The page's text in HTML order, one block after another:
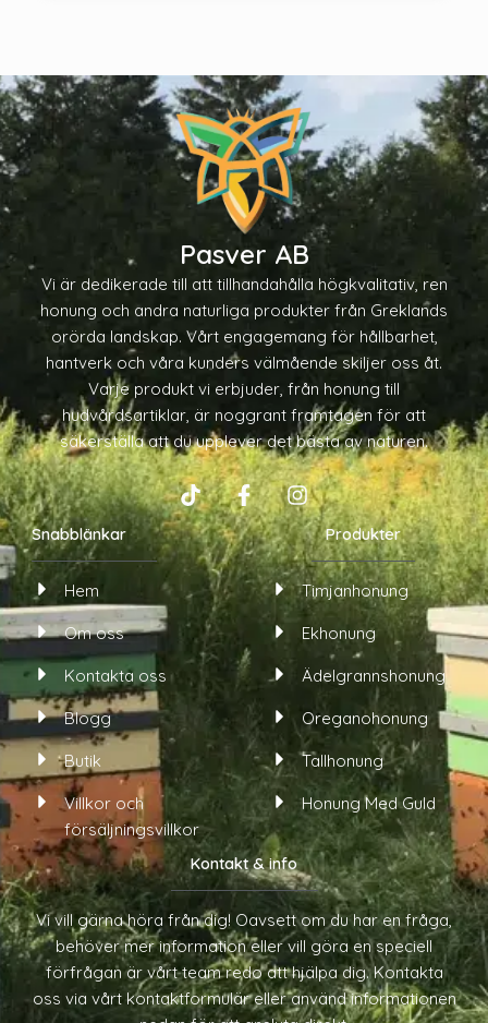
Pasver AB
Vi är dedikerade till att tillhandahålla högkvalitativ, ren
honung och andra naturliga produkter från Greklands
orörda landskap. Vårt engagemang för hållbarhet,
hantverk och våra kunders välmående skiljer oss åt.
Varje produkt vi erbjuder, från honung till
hudvårdsartiklar, är noggrant framtagen för att
säkerställa att du upplever det bästa av naturen.
T
i
k
t
k
F
a
c
e
b
k
-
f
I
n
s
t
a
g
r
a
m
Snabblänkar
Hem
Om oss
Kontakta oss
Blogg
Butik
Villkor och
försäljningsvillkor
Produkter
Timjanhonung
Ekhonung
Ädelgrannshonung
Oreganohonung
Tallhonung
Honung Med Guld
Kontakt & info
Vi vill gärna höra från dig! Oavsett om du har en fråga,
behöver mer information eller vill göra en speciell
förfrågan är vårt team redo att hjälpa dig. Kontakta
oss via vårt kontaktformulär eller använd informationen